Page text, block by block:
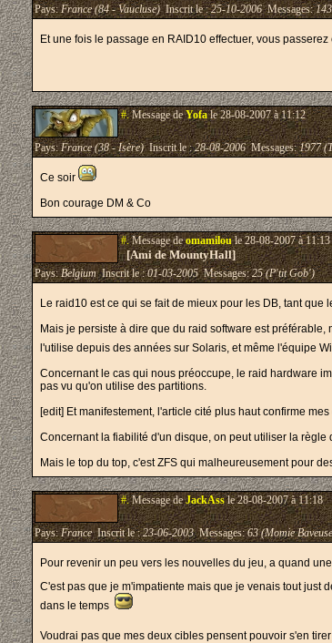
Pays:France (84 - Vaucluse)Inscrit le :25-10-2006Messages:
Et une fois le passage en RAID10 effectuer, vous
#.Message deYofale 28-08-2007 à 11:12
Pays:France (38 - Isère)Inscrit le :28-08-2006Messages:1977
Ce soir
Bon courage DM & Co
#.Message deomamiloule 28-08-2007 à 11:13
[Ami de MountyHall]
Pays:BelgiumInscrit le :01-03-2005Messages:25 (P'tit Gob')
Le raid10 est ce qui se fait de mieux pour les DB, tant
Mais je persiste à dire que du raid software est
l'utilise depuis des années sur Solaris, et même l'équipe
Concernant le cas qui nous préoccupe, le raid hardware
pas vu qu'on utilise des partitions.
[edit] Et manifestement, l'article cité plus haut confirme mes
Concernant la fiabilité d'un disque, on peut utiliser la
Mais le top du top, c'est ZFS qui malheureusement pour
#.Message deJackAssle 28-08-2007 à 11:18
Pays:FranceInscrit le :23-06-2003Messages:63 (Momie
Pour revenir un peu vers les nouvelles du jeu, a quand
C'est pas que je m'impatiente mais que je venais tout just
dans le temps
Voudrai pas que mes deux cibles pensent pouvoir s'en